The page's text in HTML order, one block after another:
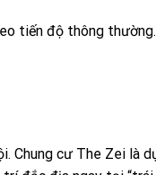
tiến độ thông thường.
Chung cư The Zei là